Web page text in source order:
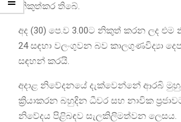
නිකුත්කර තිබේ.
අද (30) පෙ.ව 3.00ට නිකුත් කරන ලද එම
24 සඳහා වලංගුවන බව කාලගුණවිද්‍යා
සඳහන් කරයි.
අදාළ නිවේදනයේ දැක්වෙන්නේ ආරබි
ක්‍රියාකරන බහුදින ධීවර සහ නාවික
නිවේදය පිළිබඳව සැලකිලිමත්වන ලෙසය.